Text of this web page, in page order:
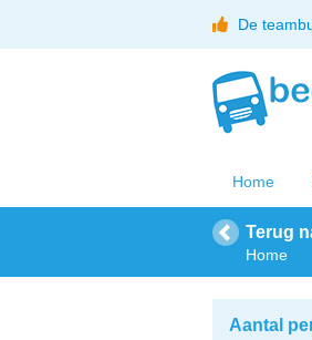
De
Home
Terug
Home
Aantal